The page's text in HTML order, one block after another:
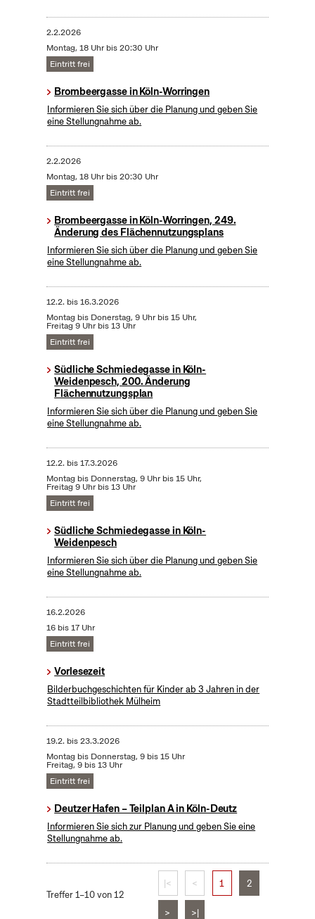
2.2.2026
Montag, 18 Uhr bis 20:30 Uhr
Eintritt frei
Brombeergasse in Köln-Worringen
Informieren Sie sich über die Planung und geben Sie
eine Stellungnahme ab.
2.2.2026
Montag, 18 Uhr bis 20:30 Uhr
Eintritt frei
Brombeergasse in Köln-Worringen, 249.
Änderung des Flächennutzungsplans
Informieren Sie sich über die Planung und geben Sie
eine Stellungnahme ab.
12.2. bis16.3.2026
Montag bis Donerstag, 9 Uhr bis 15 Uhr,
Freitag 9 Uhr bis 13 Uhr
Eintritt frei
Südliche Schmiedegasse in Köln-
Weidenpesch, 200. Änderung
Flächennutzungsplan
Informieren Sie sich über die Planung und geben Sie
eine Stellungnahme ab.
12.2. bis17.3.2026
Montag bis Donnerstag, 9 Uhr bis 15 Uhr,
Freitag 9 Uhr bis 13 Uhr
Eintritt frei
Südliche Schmiedegasse in Köln-
Weidenpesch
Informieren Sie sich über die Planung und geben Sie
eine Stellungnahme ab.
16.2.2026
16 bis 17 Uhr
Eintritt frei
Vorlesezeit
Bilderbuchgeschichten für Kinder ab 3 Jahren in der
Stadtteilbibliothek Mülheim
19.2. bis23.3.2026
Montag bis Donnerstag, 9 bis 15 Uhr
Freitag, 9 bis 13 Uhr
Eintritt frei
Deutzer Hafen – Teilplan A in Köln-Deutz
Informieren Sie sich zur Planung und geben Sie eine
Stellungnahme ab.
Treffer 1–10 von 12
|< < 1 2
> >|